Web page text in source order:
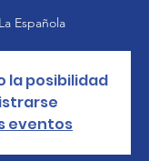
Española
la posibilidad
eventos